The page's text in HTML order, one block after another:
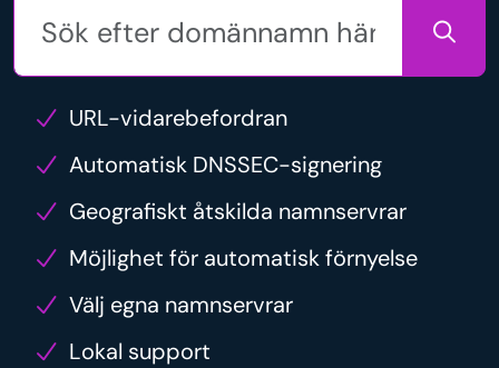
URL-vidarebefordran
Automatisk DNSSEC-signering
Geografiskt åtskilda namnservrar
Möjlighet för automatisk förnyelse
Välj egna namnservrar
Lokal support